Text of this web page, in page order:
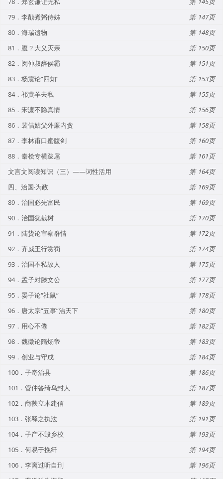
79．李勣煮粥侍姊
147
80．海瑞遗物
148
81．腹？大义灭亲
150
82．闵仲叔辞侯霸
151
83．杨震论“四知”
153
84．祁黄羊去私
155
85．宋濂不隐真情
156
86．裴佶姑父外廉内贪
158
87．李林甫口蜜腹剑
160
88．秦桧专横跋扈
161
文言文阅读知识（三）——词性活用
164
四、治国·为政
169
89．治国必先富民
169
90．治国犹栽树
170
91．陆贽论审察群情
172
92．齐威王行赏罚
174
93．治国不私故人
175
94．孟子对滕文公
177
95．晏子论“社鼠”
178
96．唐太宗“五事”治天下
180
97．用心不倦
182
98．魏徵论隋炀帝
183
99．创业与守成
184
100．子奇治县
186
101．管仲答绮乌封人
187
102．商鞅立木建信
189
103．张释之执法
191
104．子产不毁乡校
193
105．何易于挽纤
194
106．李离过听自刑
196